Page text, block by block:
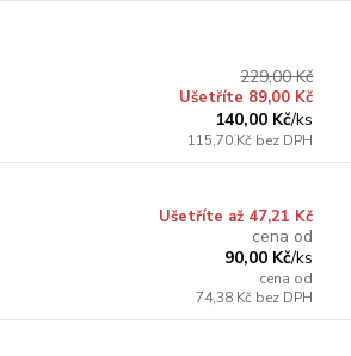
229,00 Kč
Ušetříte 89,00 Kč
140,00 Kč/ks
115,70 Kč bez DPH
Ušetříte až 47,21 Kč
cena od
90,00 Kč/ks
cena od
74,38 Kč bez DPH